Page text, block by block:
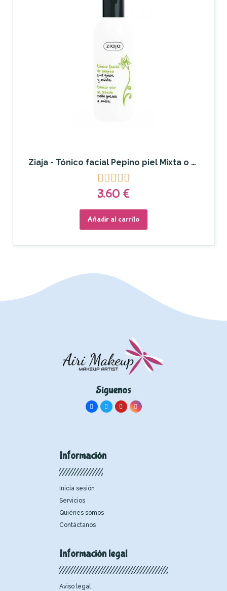
Ziaja - Tónico facial Pepino piel Mixta o grasa

3,60 €
Añadir al carrito
Síguenos
Información
Inicia sesión
Servicios
Quiénes somos
Contáctanos
Información legal
Aviso legal